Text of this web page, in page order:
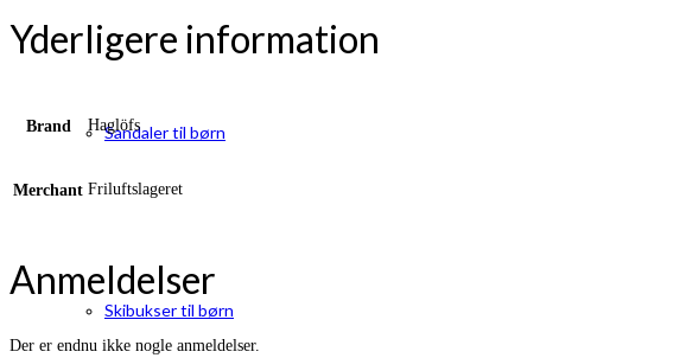
Sandaler til børn
Skibukser til børn
Yderligere information
Brand Haglöfs
Merchant Friluftslageret
Anmeldelser
Der er endnu ikke nogle anmeldelser.